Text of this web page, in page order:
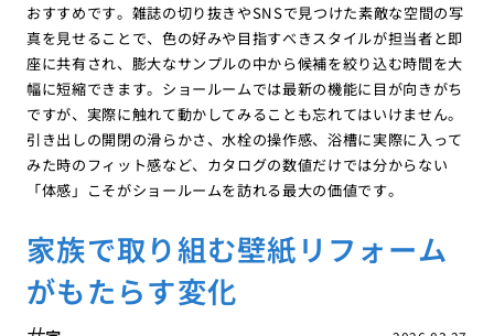
おすすめです。雑誌の切り抜きやSNSで見つけた素敵な空間の写
真を見せることで、色の好みや目指すべきスタイルが担当者と即
座に共有され、膨大なサンプルの中から候補を絞り込む時間を大
幅に短縮できます。ショールームでは最新の機能に目が向きがち
ですが、実際に触れて動かしてみることも忘れてはいけません。
引き出しの開閉の滑らかさ、水栓の操作感、浴槽に実際に入って
みた時のフィット感など、カタログの数値だけでは分からない
「体感」こそがショールームを訪れる最大の価値です。
家族で取り組む壁紙リフォーム
がもたらす変化